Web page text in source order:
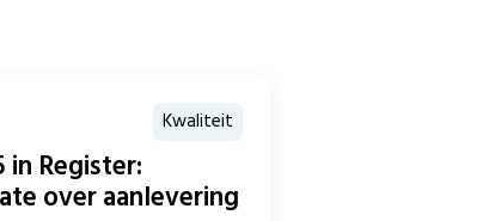
Kwaliteit
Register:
over aanlevering